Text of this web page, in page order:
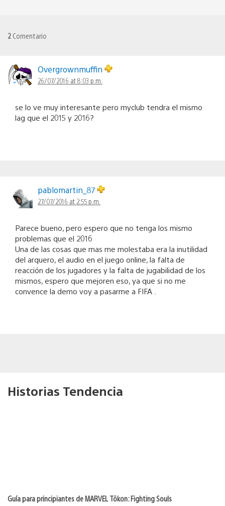
2 Comentario
Overgrownmuffin
26/07/2016 at 8:03 p.m.
se lo ve muy interesante pero myclub tendra el mismo
lag que el 2015 y 2016?
pablomartin_87
27/07/2016 at 2:55 p.m.
Parece bueno, pero espero que no tenga los mismo
problemas que el 2016
Una de las cosas que mas me molestaba era la inutilidad
del arquero, el audio en el juego online, la falta de
reacción de los jugadores y la falta de jugabilidad de los
mismos, espero que mejoren eso, ya que si no me
convence la demo voy a pasarme a FIFA .
Historias Tendencia
Guía para principiantes de MARVEL Tōkon: Fighting Souls